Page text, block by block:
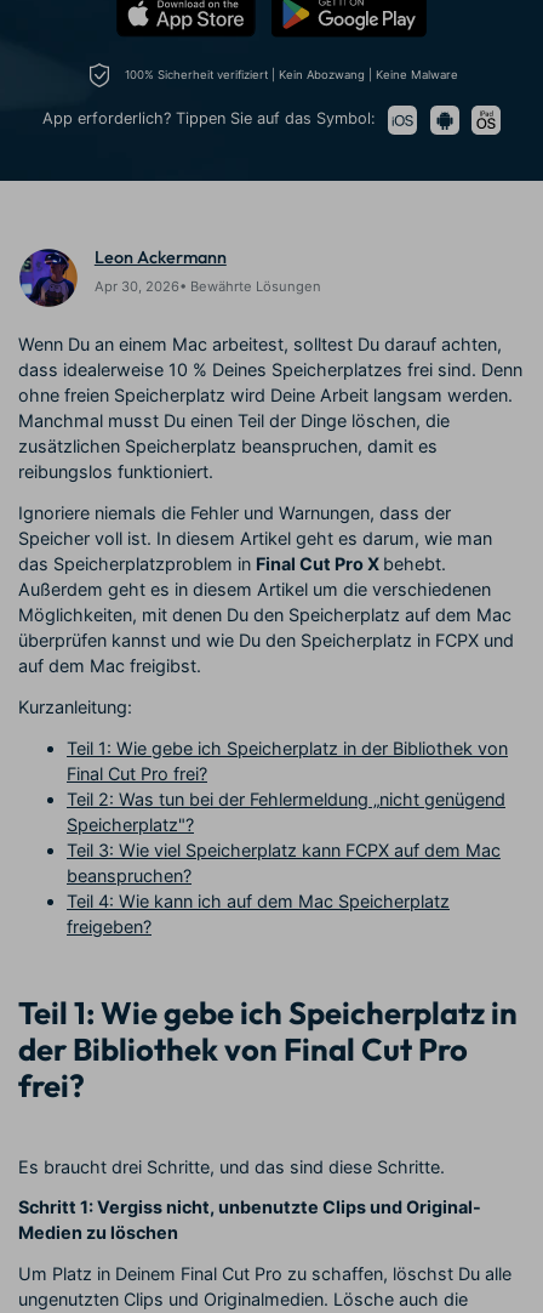
Kickstart Bootcamp
Lernen, ausdrücken und
Fähigkeiten mit Filmora
DIY-Spezialeffekte
Erfahren Sie, wie Sie einen
Spezialeffekt erzeugen
Creator
Monetarisierungs-
Monetarisieren Sie
Ihren Einfluss mit Filmora
Freunde-werben-
Programm
Belohnungen erhalten
Blog
Unsere Mission, Geschichte
und Kunden
Bewertungen
Finden Sie mehr über Filmora
Bewertungen
Kunden Erfolg haben
KAUFEN Anmelden
Suchen
100% Sicherheit verifiziert | Kein Abozwang | Keine Malware
App erforderlich? Tippen Sie auf das Symbol:
Leon Ackermann
Apr 30, 2026• Bewährte Lösungen
Wenn Du an einem Mac arbeitest, solltest Du darauf achten,
dass idealerweise 10 % Deines Speicherplatzes frei sind. Denn
ohne freien Speicherplatz wird Deine Arbeit langsam werden.
Manchmal musst Du einen Teil der Dinge löschen, die
zusätzlichen Speicherplatz beanspruchen, damit es
reibungslos funktioniert.
Ignoriere niemals die Fehler und Warnungen, dass der
Speicher voll ist. In diesem Artikel geht es darum, wie man
das Speicherplatzproblem in Final Cut Pro X behebt.
Außerdem geht es in diesem Artikel um die verschiedenen
Möglichkeiten, mit denen Du den Speicherplatz auf dem Mac
überprüfen kannst und wie Du den Speicherplatz in FCPX und
auf dem Mac freigibst.
Kurzanleitung:
Teil 1: Wie gebe ich Speicherplatz in der Bibliothek von
Final Cut Pro frei?
Teil 2: Was tun bei der Fehlermeldung „nicht genügend
Speicherplatz"?
Teil 3: Wie viel Speicherplatz kann FCPX auf dem Mac
beanspruchen?
Teil 4: Wie kann ich auf dem Mac Speicherplatz
freigeben?
Teil 1: Wie gebe ich Speicherplatz in
der Bibliothek von Final Cut Pro
frei?
Es braucht drei Schritte, und das sind diese Schritte.
Schritt 1: Vergiss nicht, unbenutzte Clips und Original-
Medien zu löschen
Um Platz in Deinem Final Cut Pro zu schaffen, löschst Du alle
ungenutzten Clips und Originalmedien. Lösche auch die